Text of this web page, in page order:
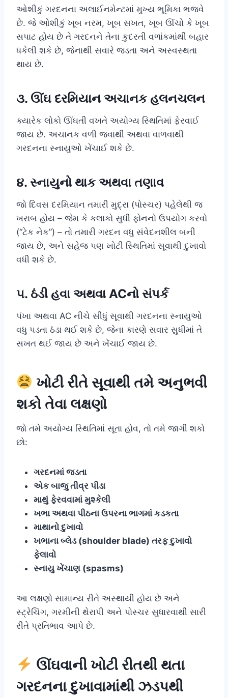
ઓશીકું ગરદનના અલાઈનમેન્ટમાં મુખ્ય ભૂમિકા ભજવે
છે. જે ઓશીકું ખૂબ નરમ, ખૂબ સખત, ખૂબ ઊંચો કે ખૂબ
સપાટ હોય છે તે ગરદનને તેના કુદરતી વળાંકમાંથી બહાર
ધકેલી શકે છે, જેનાથી સવારે જડતા અને અસ્વસ્થતા
થાય છે.
૩. ઊંઘ દરમિયાન અચાનક હલનચલન
ક્યારેક લોકો ઊંઘતી વખતે અયોગ્ય સ્થિતિમાં ફેરવાઈ
જાય છે. અચાનક વળી જવાથી અથવા વાળવાથી
ગરદનના સ્નાયુઓ ખેંચાઈ શકે છે.
૪. સ્નાયુનો થાક અથવા તણાવ
જો દિવસ દરમિયાન તમારી મુદ્રા (પોસ્ચર) પહેલેથી જ
ખરાબ હોય – જેમ કે કલાકો સુધી ફોનનો ઉપયોગ કરવો
(“ટેક નેક”) – તો તમારી ગરદન વધુ સંવેદનશીલ બની
જાય છે, અને સહેજ પણ ખોટી સ્થિતિમાં સૂવાથી દુખાવો
વધી શકે છે.
૫. ઠંડી હવા અથવા ACનો સંપર્ક
પંખા અથવા AC નીચે સીધું સૂવાથી ગરદનના સ્નાયુઓ
વધુ પડતા ઠંડા થઈ શકે છે, જેના કારણે સવાર સુધીમાં તે
સખત થઈ જાય છે અને ખેંચાઈ જાય છે.
ખોટી રીતે સૂવાથી તમે અનુભવી
શકો તેવા લક્ષણો
જો તમે અયોગ્ય સ્થિતિમાં સૂતા હોવ, તો તમે જાગી શકો
છો:
ગરદનમાં જડતા
એક બાજુ તીવ્ર પીડા
માથું ફેરવવામાં મુશ્કેલી
ખભા અથવા પીઠના ઉપરના ભાગમાં કડકતા
માથાનો દુખાવો
ખભાના બ્લેડ (shoulder blade) તરફ દુખાવો
ફેલાવો
સ્નાયુ ખેંચાણ (spasms)
આ લક્ષણો સામાન્ય રીતે અસ્થાયી હોય છે અને
સ્ટ્રેચિંગ, ગરમીની થેરાપી અને પોસ્ચર સુધારવાથી સારી
રીતે પ્રતિભાવ આપે છે.
ઊંઘવાની ખોટી રીતથી થતા
ગરદનના દુખાવામાંથી ઝડપથી